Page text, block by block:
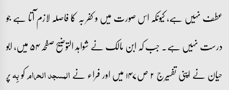
عطف نہیں ہے، کیونکہ اس صورت میں و کفر بہ کا فاصلہ لازم آتا ہے جو
درست نہیں ہے۔ جب کہ ابن مالک نے شواہد التوضیح صفحہ ۵۴ میں، ابو
حیان نے اپنی تفسیرج ۲ ص۱۴۷ میں اور فراء نے
المسجد الحرامکوبِہپر